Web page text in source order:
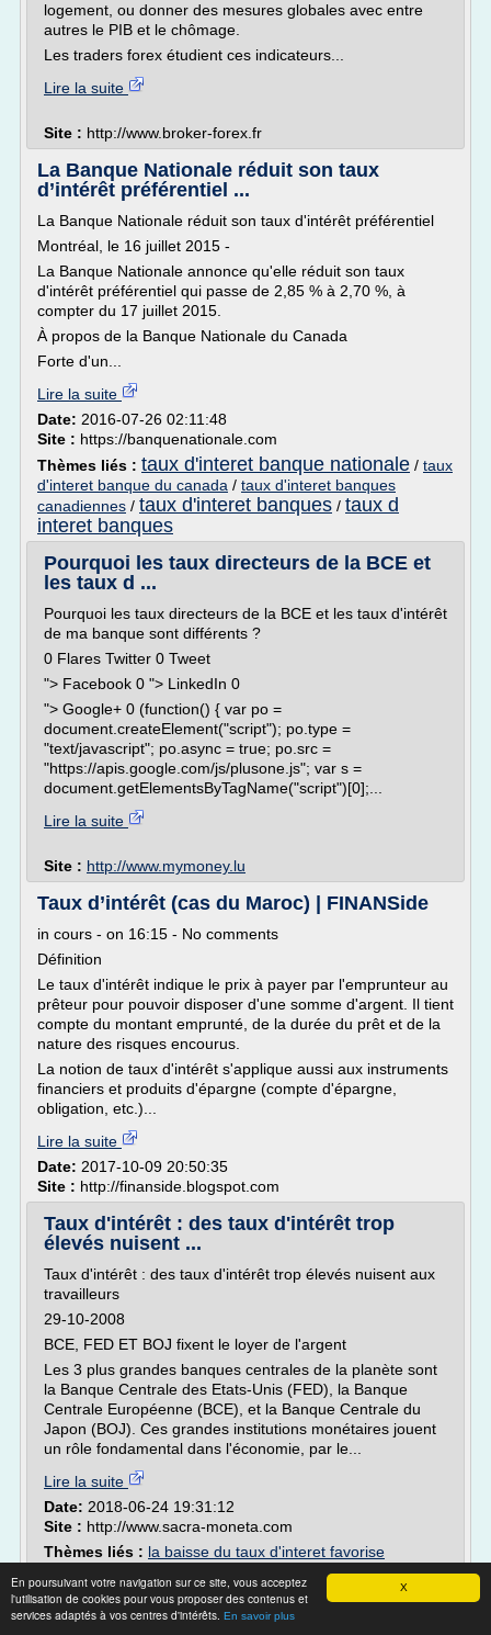
X
En poursuivant votre navigation sur ce site, vous acceptez
l'utilisation de cookies pour vous proposer des contenus et
services adaptés à vos centres d'intérêts. En savoir plus
logement, ou donner des mesures globales avec entre
autres le PIB et le chômage.
Les traders forex étudient ces indicateurs...
Lire la suite
Site : http://www.broker-forex.fr
La Banque Nationale réduit son taux
d’intérêt préférentiel ...
La Banque Nationale réduit son taux d'intérêt préférentiel
Montréal, le 16 juillet 2015 -
La Banque Nationale annonce qu'elle réduit son taux
d'intérêt préférentiel qui passe de 2,85 % à 2,70 %, à
compter du 17 juillet 2015.
À propos de la Banque Nationale du Canada
Forte d'un...
Lire la suite
Date: 2016-07-26 02:11:48
Site : https://banquenationale.com
Thèmes liés : taux d'interet banque nationale / taux
d'interet banque du canada / taux d'interet banques
canadiennes / taux d'interet banques / taux d
interet banques
Pourquoi les taux directeurs de la BCE et
les taux d ...
Pourquoi les taux directeurs de la BCE et les taux d'intérêt
de ma banque sont différents ?
0 Flares Twitter 0 Tweet
"> Facebook 0 "> LinkedIn 0
"> Google+ 0 (function() { var po =
document.createElement("script"); po.type =
"text/javascript"; po.async = true; po.src =
"https://apis.google.com/js/plusone.js"; var s =
document.getElementsByTagName("script")[0];...
Lire la suite
Site : http://www.mymoney.lu
Taux d’intérêt (cas du Maroc) | FINANSide
in cours - on 16:15 - No comments
Définition
Le taux d'intérêt indique le prix à payer par l'emprunteur au
prêteur pour pouvoir disposer d'une somme d'argent. Il tient
compte du montant emprunté, de la durée du prêt et de la
nature des risques encourus.
La notion de taux d'intérêt s'applique aussi aux instruments
financiers et produits d'épargne (compte d'épargne,
obligation, etc.)...
Lire la suite
Date: 2017-10-09 20:50:35
Site : http://finanside.blogspot.com
Taux d'intérêt : des taux d'intérêt trop
élevés nuisent ...
Taux d'intérêt : des taux d'intérêt trop élevés nuisent aux
travailleurs
29-10-2008
BCE, FED ET BOJ fixent le loyer de l'argent
Les 3 plus grandes banques centrales de la planète sont
la Banque Centrale des Etats-Unis (FED), la Banque
Centrale Européenne (BCE), et la Banque Centrale du
Japon (BOJ). Ces grandes institutions monétaires jouent
un rôle fondamental dans l'économie, par le...
Lire la suite
Date: 2018-06-24 19:31:12
Site : http://www.sacra-moneta.com
Thèmes liés : la baisse du taux d'interet favorise
taux d'interet
europeen/taux d'interet et investissement des
entreprises/taux d'interet et crise financiere